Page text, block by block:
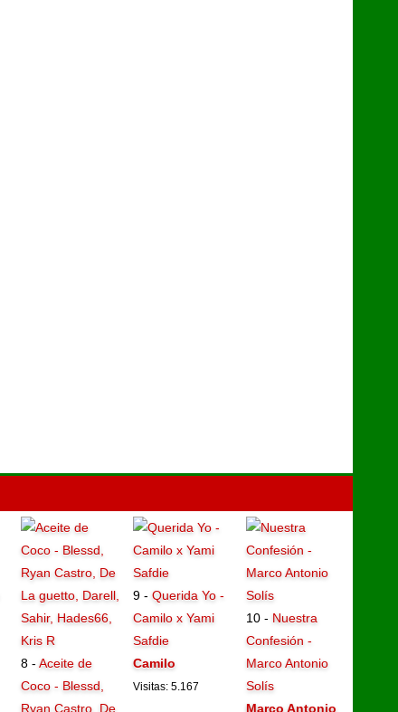
8 - Aceite de
Coco - Blessd,
Ryan Castro, De
9 -Querida Yo -
Camilo x Yami
Safdie
Camilo
Visitas: 5.167
10 - Nuestra
Confesión -
Marco Antonio
Solís
Marco Antonio